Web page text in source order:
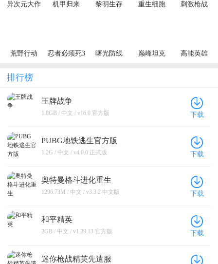
异次元大作
机甲归来
黎明生存
重生细胞 刺激枪战
荒野行动 忍者必须死3 曙光防线 巅峰坦克 高能英雄
排行榜
王牌战争
1.8GB / 中文 / v16.0 官方版 下载
PUBG地铁逃生官方版
1.2G / 中文 / v4.0.0 正式版 下载
奥特曼格斗进化重生
1296.73M / 中文 / v3.3.2 中文版 下载
和平精英
2GB / 中文 / v1.29.13 官方版 下载
迷你枪战精英先遣服